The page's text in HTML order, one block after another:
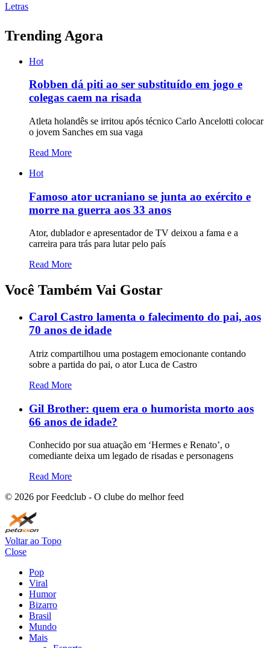
Letras
Trending Agora
Hot
Robben dá piti ao ser substituído em jogo e
colegas caem na risada
Atleta holandês se irritou após técnico Carlo Ancelotti colocar
o jovem Sanches em sua vaga
Read More
Hot
Famoso ator ucraniano se junta ao exército e
morre na guerra aos 33 anos
Ator, dublador e apresentador de TV deixou a fama e a
carreira para trás para lutar pelo país
Read More
Você Também Vai Gostar
Carol Castro lamenta o falecimento do pai, aos
70 anos de idade
Atriz compartilhou uma postagem emocionante contando
sobre a partida do pai, o ator Luca de Castro
Read More
Gil Brother: quem era o humorista morto aos
66 anos de idade?
Conhecido por sua atuação em ‘Hermes e Renato’, o
comediante deixa um legado de risadas e personagens
Read More
© 2026 por Feedclub - O clube do melhor feed
Voltar ao Topo
Close
Pop
Viral
Humor
Bizarro
Brasil
Mundo
Mais